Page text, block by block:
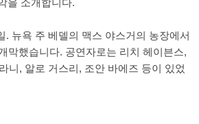
을 소개합니다.
. 뉴욕 주 베델의 맥스 야스거의 농장에서
막했습니다. 공연자로는 리치 헤이븐스,
니, 알로 거스리, 조안 바에즈 등이 있었